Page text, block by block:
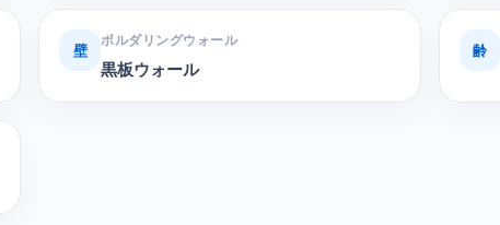
壁
ボルダリングウォール
黒板ウォール
齢